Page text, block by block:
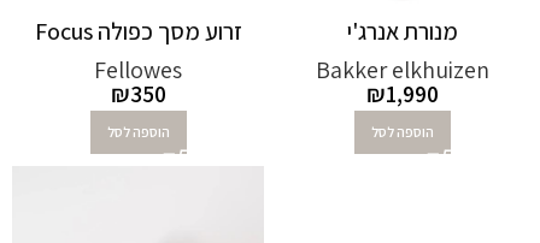
מנורת אנרג'י
Bakker elkhuizen
₪1,990
הוספה לסל
זרוע מסך כפולה Focus
Fellowes
₪350
הוספה לסל